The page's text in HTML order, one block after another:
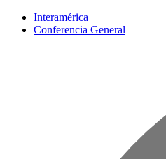
Interamérica
Conferencia General